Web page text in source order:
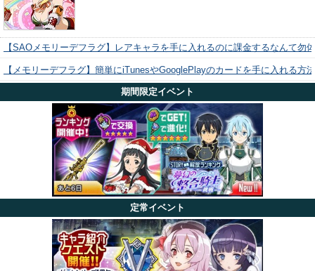
【SAOメモリーデフラグ】レアキャラを手に入れるのに課金するなんて勿
【メモリーデフラグ】簡単にiTunesやGooglePlayのカードを手に入れる方
期間限定イベント
定常イベント